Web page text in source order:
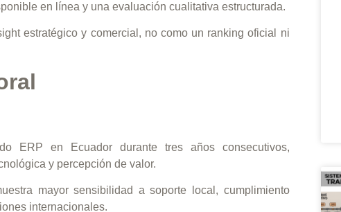
en línea y una evaluación cualitativa estructurada.
estratégico y comercial, no como un ranking oficial ni
ERP en Ecuador durante tres años consecutivos,
y percepción de valor.
mayor sensibilidad a soporte local, cumplimiento
internacionales.